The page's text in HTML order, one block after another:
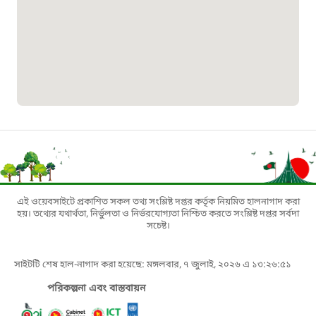
১৬৫৭৫
ই-জিপি ইমার্জেন্সি হটলাইন
১০০
বাংলাদেশ টেলিযোগাযোগ সেবা সংক্রান্ত
হটলাইন
১৬৯৯৯
বিদ্যুৎ বিভাগ সেবা সংক্রান্ত হটলাইন
এই ওয়েবসাইটে প্রকাশিত সকল তথ্য সংশ্লিষ্ট দপ্তর কর্তৃক নিয়মিত হালনাগাদ করা
হয়। তথ্যের যথার্থতা, নির্ভুলতা ও নির্ভরযোগ্যতা নিশ্চিত করতে সংশ্লিষ্ট দপ্তর সর্বদা
সচেষ্ট।
সাইটটি শেষ হাল-নাগাদ করা হয়েছে: মঙ্গলবার, ৭ জুলাই, ২০২৬ এ ১৩:২৬:৫১
পরিকল্পনা এবং বাস্তবায়ন